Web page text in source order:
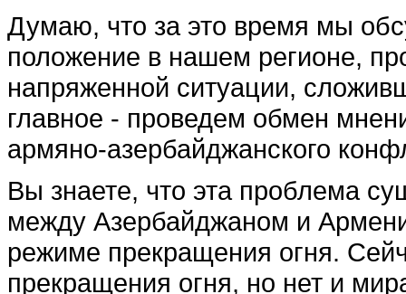
Думаю, что за это время мы
положение в нашем регионе,
напряженной ситуации,
главное - проведем обмен
армяно-азербайджанского
Вы знаете, что эта проблема
между Азербайджаном и
режиме прекращения огня.
прекращения огня, но нет и